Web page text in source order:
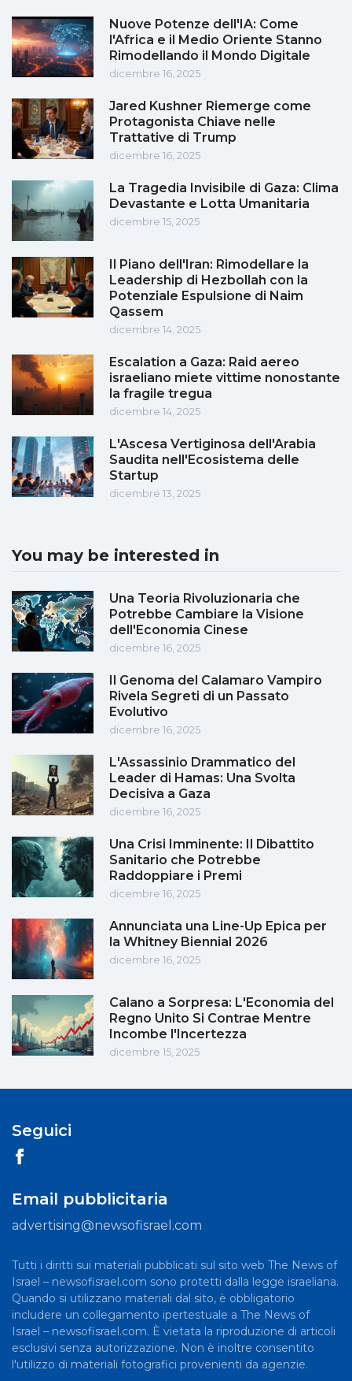
Nuove Potenze dell'IA: Come
l'Africa e il Medio Oriente Stanno
Rimodellando il Mondo Digitale
dicembre 16, 2025
Jared Kushner Riemerge come
Protagonista Chiave nelle
Trattative di Trump
dicembre 16, 2025
La Tragedia Invisibile di Gaza: Clima
Devastante e Lotta Umanitaria
dicembre 15, 2025
Il Piano dell'Iran: Rimodellare la
Leadership di Hezbollah con la
Potenziale Espulsione di Naim
Qassem
dicembre 14, 2025
Escalation a Gaza: Raid aereo
israeliano miete vittime nonostante
la fragile tregua
dicembre 14, 2025
L'Ascesa Vertiginosa dell'Arabia
Saudita nell'Ecosistema delle
Startup
dicembre 13, 2025
You may be interested in
Una Teoria Rivoluzionaria che
Potrebbe Cambiare la Visione
dell'Economia Cinese
dicembre 16, 2025
Il Genoma del Calamaro Vampiro
Rivela Segreti di un Passato
Evolutivo
dicembre 16, 2025
L'Assassinio Drammatico del
Leader di Hamas: Una Svolta
Decisiva a Gaza
dicembre 16, 2025
Una Crisi Imminente: Il Dibattito
Sanitario che Potrebbe
Raddoppiare i Premi
dicembre 16, 2025
Annunciata una Line-Up Epica per
la Whitney Biennial 2026
dicembre 16, 2025
Calano a Sorpresa: L'Economia del
Regno Unito Si Contrae Mentre
Incombe l'Incertezza
dicembre 15, 2025
Seguici
Email pubblicitaria
advertising@newsofisrael.com
Tutti i diritti sui materiali pubblicati sul sito web The News of
Israel – newsofisrael.com sono protetti dalla legge israeliana.
Quando si utilizzano materiali dal sito, è obbligatorio
includere un collegamento ipertestuale a The News of
Israel – newsofisrael.com. È vietata la riproduzione di articoli
esclusivi senza autorizzazione. Non è inoltre consentito
l'utilizzo di materiali fotografici provenienti da agenzie.